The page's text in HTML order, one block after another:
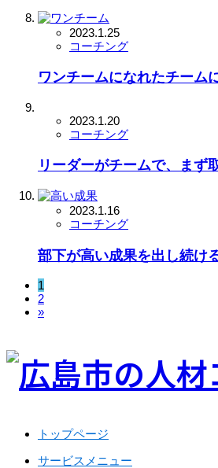
2023.1.25
コーチング
ワンチームになれたチーム
2023.1.20
コーチング
リーダーがチームで、まず
2023.1.16
コーチング
部下が高い成果を出し続け
1
2
»
トップページ
サービスメニュー